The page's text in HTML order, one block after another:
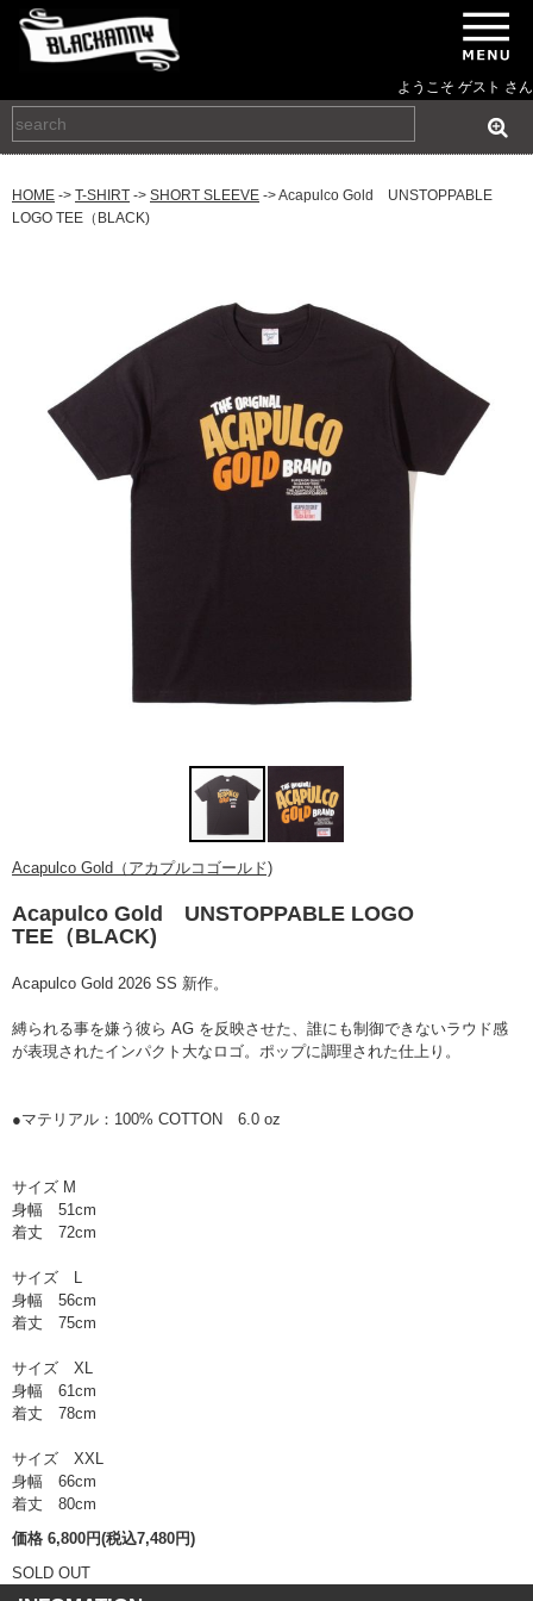
ようこそ ゲスト さん
HOME -> T-SHIRT -> SHORT SLEEVE -> Acapulco Gold UNSTOPPABLE
LOGO TEE（BLACK)
Acapulco Gold（アカプルコゴールド)
Acapulco Gold UNSTOPPABLE LOGO
TEE（BLACK)
Acapulco Gold 2026 SS 新作。
縛られる事を嫌う彼ら AG を反映させた、誰にも制御できないラウド感
が表現されたインパクト大なロゴ。ポップに調理された仕上り。
●マテリアル：100% COTTON 6.0 oz
サイズ M
身幅 51cm
着丈 72cm
サイズ L
身幅 56cm
着丈 75cm
サイズ XL
身幅 61cm
着丈 78cm
サイズ XXL
身幅 66cm
着丈 80cm
価格 6,800円(税込7,480円)
SOLD OUT